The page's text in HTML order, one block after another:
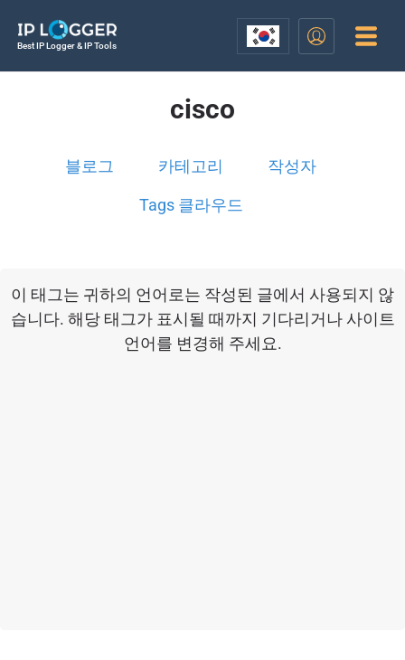
Best IP Logger & IP Tools
cisco
블로그 카테고리 작성자
Tags 클라우드